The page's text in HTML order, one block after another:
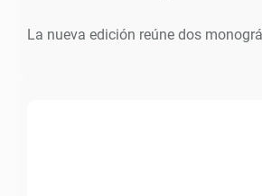
La nueva edición reúne dos